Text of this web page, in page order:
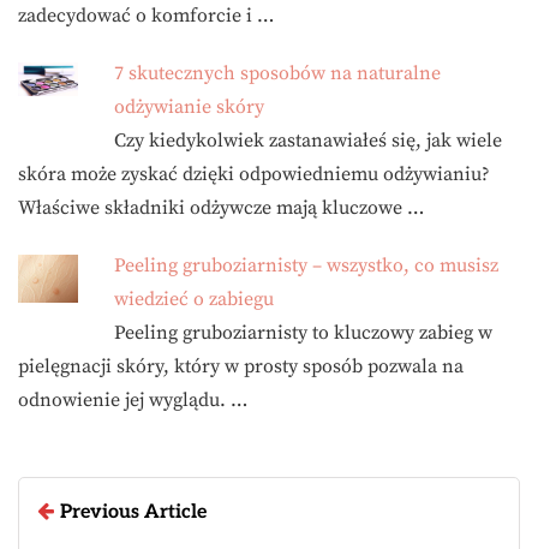
zadecydować o komforcie i …
7 skutecznych sposobów na naturalne
odżywianie skóry
Czy kiedykolwiek zastanawiałeś się, jak wiele
skóra może zyskać dzięki odpowiedniemu odżywianiu?
Właściwe składniki odżywcze mają kluczowe …
Peeling gruboziarnisty – wszystko, co musisz
wiedzieć o zabiegu
Peeling gruboziarnisty to kluczowy zabieg w
pielęgnacji skóry, który w prosty sposób pozwala na
odnowienie jej wyglądu. …
Previous Article